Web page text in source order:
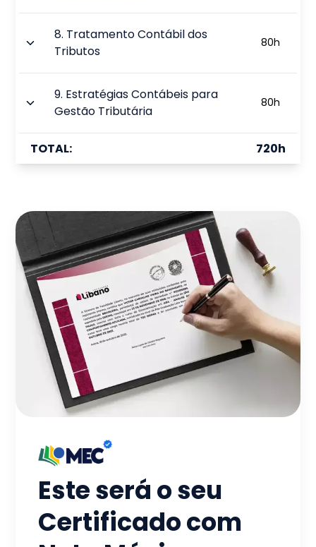
8. Tratamento Contábil dos
Tributos
80h
9. Estratégias Contábeis para
Gestão Tributária
80h
TOTAL: 720h
Este será o seu
Certificado com